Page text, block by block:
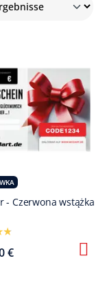
- Czerwona wstążka
€